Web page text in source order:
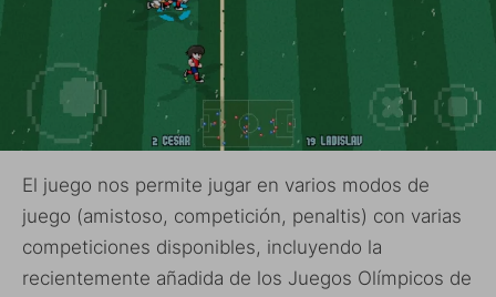
El juego nos permite jugar en varios modos de
juego (amistoso, competición, penaltis) con varias
competiciones disponibles, incluyendo la
recientemente añadida de los Juegos Olímpicos de